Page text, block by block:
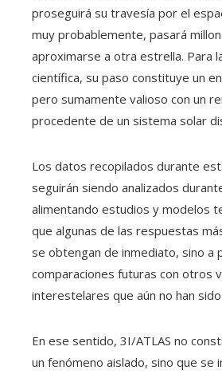
proseguirá su travesía por el
muy probablemente, pasará
aproximarse a otra estrella. Para
científica, su paso constituye un
pero sumamente valioso con un
procedente de un sistema solar
Los datos recopilados durante
seguirán siendo analizados
alimentando estudios y modelos
que algunas de las respuestas
se obtengan de inmediato, sino a
comparaciones futuras con otros
interestelares que aún no han
En ese sentido, 3I/ATLAS no
un fenómeno aislado, sino que se